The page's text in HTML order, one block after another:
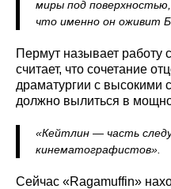
миры под
что именно он оживит
Пермут называет работу
считает, что сочетание
драматургии с высокими
должно вылиться в
«Кейтлин — часть
кинематографистов».
Сейчас «Ragamuffin»